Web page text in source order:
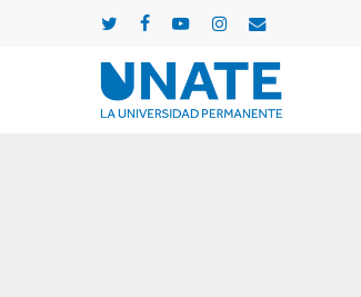
twitterfacebookyoutubeinstagram
email